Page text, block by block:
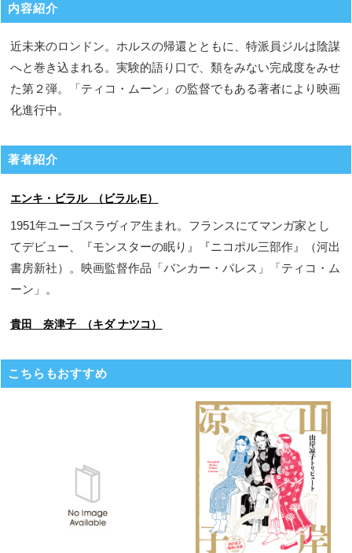
内容紹介
近未来のロンドン。ホルスの帰還とともに、特派員ジルは陰謀
へと巻き込まれる。実験的語り口で、類をみない完成度をみせ
た第２弾。「ティコ・ムーン」の監督でもある著者により映画
化進行中。
著者紹介
エンキ・ビラル （ビラル,E）
1951年ユーゴスラヴィア生まれ。フランスにてマンガ家とし
てデビュー、『モンスターの眠り』『ニコポル三部作』（河出
書房新社）。映画監督作品「バンカー・パレス」「ティコ・ム
ーン」。
貴田 奈津子 （キダ ナツコ）
こちらもおすすめ